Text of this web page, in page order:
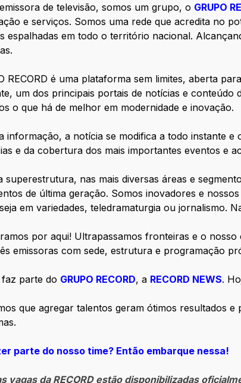
de televisão, somos um grupo, o GRUPO
e serviços. Somos uma rede que acredita no
espalhadas em todo o território nacional.
RECORD é uma plataforma sem limites, aberta
um dos principais portais de notícias e conteúdo
o que há de melhor em modernidade e inovação.
informação, a notícia se modifica a todo instante
e da cobertura dos mais importantes eventos e
superestrutura, nas mais diversas áreas e
de última geração. Somos inovadores e
em variedades, teledramaturgia ou jornalismo.
por aqui! Ultrapassamos fronteiras e o
emissoras com sede, estrutura e programação
faz parte do GRUPO RECORD, a RECORD NEWS.
que agregar talentos geram ótimos resultados
parte do nosso time? Então embarque nessa!
vagas da RECORD estão disponibilizadas